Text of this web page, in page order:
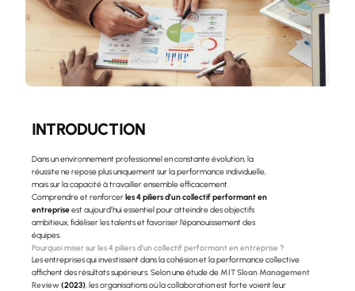
INTRODUCTION
Dans un environnement professionnel en constante évolution, la
réussite ne repose plus uniquement sur la performance individuelle,
mais sur la capacité à travailler ensemble efficacement.
Comprendre et renforcer les 4 piliers d’un collectif performant en
entreprise est aujourd’hui essentiel pour atteindre des objectifs
ambitieux, fidéliser les talents et favoriser l’épanouissement des
équipes.
Pourquoi miser sur les 4 piliers d’un collectif performant en entreprise ?
Les entreprises qui investissent dans la cohésion et la performance collective
affichent des résultats supérieurs. Selon une étude de MIT Sloan Management
Review (2023), les organisations où la collaboration est forte voient leur